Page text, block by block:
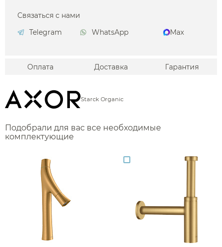
Связаться с нами
Telegram
WhatsApp Max
Оплата Доставка Гарантия
Starck Organic
Подобрали для вас все необходимые
комплектующие